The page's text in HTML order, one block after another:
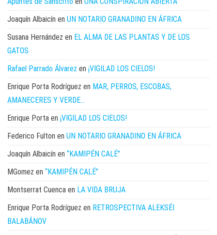
Joaquín Albaicín en UN NOTARIO GRANADINO EN ÁFRICA
Susana Hernández en EL ALMA DE LAS PLANTAS Y DE LOS
GATOS
Rafael Parrado Álvarez en ¡VIGILAD LOS CIELOS!
Enrique Porta Rodríguez en MAR, PERROS, ESCOBAS,
AMANECERES Y VERDE…
Enrique Porta en ¡VIGILAD LOS CIELOS!
Federico Fulton en UN NOTARIO GRANADINO EN ÁFRICA
Joaquín Albaicín en “KAMIPÉN CALÉ”
MGomez en “KAMIPÉN CALÉ”
Montserrat Cuenca en LA VIDA BRUJA
Enrique Porta Rodríguez en RETROSPECTIVA ALEKSÉI
BALABÁNOV